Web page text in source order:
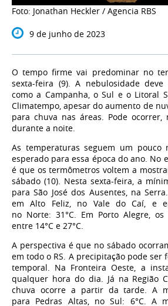
Foto: Jonathan Heckler / Agencia RBS
9 de junho de 2023
O tempo firme vai predominar no
sexta-feira (9). A nebulosidade
como a Campanha, o Sul e o Litoral
Climatempo, apesar do aumento de
para chuva nas áreas. Pode ocorrer,
durante a noite.
As temperaturas seguem um
esperado para essa época do ano. No
é que os termômetros voltem a
sábado (10). Nesta sexta-feira, a
para São José dos Ausentes, na
em Alto Feliz, no Vale do Caí, e
no Norte: 31°C. Em Porto Alegre,
entre 14°C e 27°C.
A perspectiva é que no sábado
em todo o RS. A precipitação pode ser
temporal. Na Fronteira Oeste, a
qualquer hora do dia. Já na Região
chuva ocorre a partir da tarde. A
para Pedras Altas, no Sul: 6°C. A